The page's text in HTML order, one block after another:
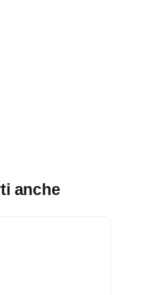
anche